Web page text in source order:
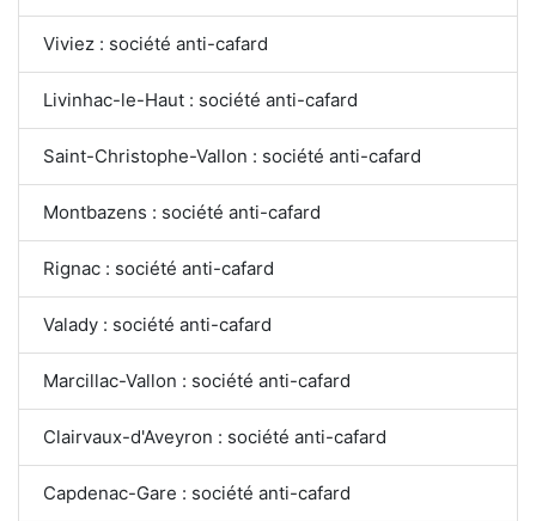
Viviez : société anti-cafard
Livinhac-le-Haut : société anti-cafard
Saint-Christophe-Vallon : société anti-cafard
Montbazens : société anti-cafard
Rignac : société anti-cafard
Valady : société anti-cafard
Marcillac-Vallon : société anti-cafard
Clairvaux-d'Aveyron : société anti-cafard
Capdenac-Gare : société anti-cafard